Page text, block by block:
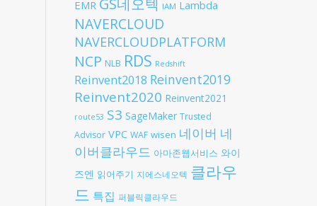
EMR GS네오텍 IAM Lambda
NAVERCLOUD
NAVERCLOUDPLATFORM
NCP NLB RDS Redshift
Reinvent2018 Reinvent2019
Reinvent2020 Reinvent2021
route53 S3 SageMaker Trusted
Advisor VPC WAF wisen 네이버 네
이버클라우드 아마존웹서비스 와이
즈엔 읽어주기 지에스네오텍 클라우
드 특집 퍼블릭클라우드